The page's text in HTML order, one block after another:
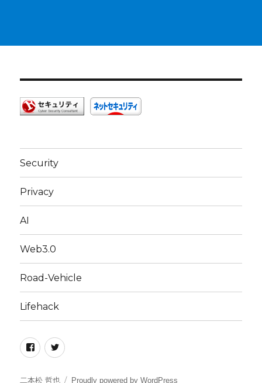
Security
Privacy
AI
Web3.0
Road-Vehicle
Lifehack
FacebookTwitter
二本松 哲也 Proudly powered by WordPress